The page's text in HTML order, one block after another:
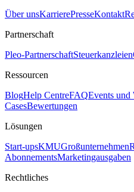
Über unsKarrierePresseKontakt
Partnerschaft
Pleo-PartnerschaftSteuerkanzleien
Ressourcen
BlogHelp CentreFAQEvents und
CasesBewertungen
Lösungen
Start-upsKMUGroßunternehmen
AbonnementsMarketingausgaben
Rechtliches